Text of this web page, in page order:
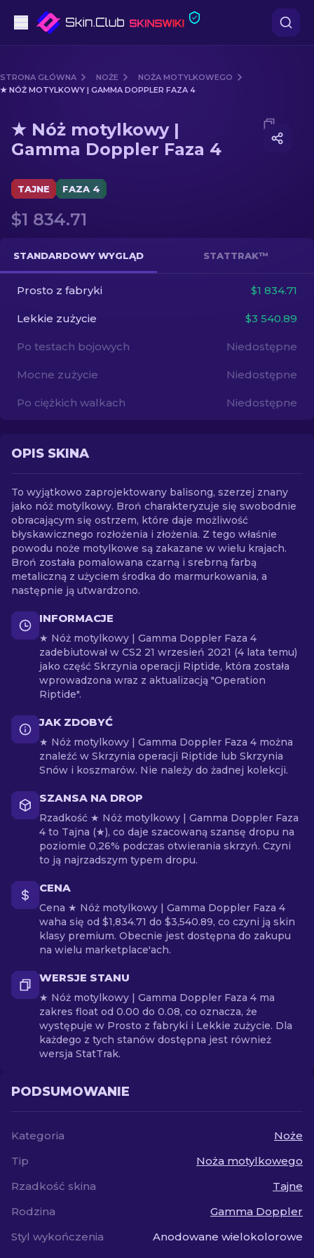
Średni poziom
karabinów
Noże
Skrzynki
PL
STRONA GŁÓWNA NOŻE
NOŻA MOTYLKOWEGO
★ NÓŻ MOTYLKOWY | GAMMA DOPPLER FAZA 4
Media of ★ Nóż motylkowy | Gamma Doppler Faza 4
★ Nóż motylkowy |
Gamma Doppler Faza 4
TAJNE FAZA 4
$1 834.71
STANDARDOWY WYGLĄD STATTRAK™
Prosto z fabryki $1 834.71
Lekkie zużycie $3 540.89
Po testach bojowych Niedostępne
Mocne zużycie Niedostępne
Po ciężkich walkach Niedostępne
OPIS SKINA
To wyjątkowo zaprojektowany balisong, szerzej znany
jako nóż motylkowy. Broń charakteryzuje się swobodnie
obracającym się ostrzem, które daje możliwość
błyskawicznego rozłożenia i złożenia. Z tego właśnie
powodu noże motylkowe są zakazane w wielu krajach.
Broń została pomalowana czarną i srebrną farbą
metaliczną z użyciem środka do marmurkowania, a
następnie ją utwardzono.
INFORMACJE
★ Nóż motylkowy | Gamma Doppler Faza 4
zadebiutował w CS2 21 wrzesień 2021 (4 lata temu)
jako część Skrzynia operacji Riptide, która została
wprowadzona wraz z aktualizacją "Operation
Riptide".
JAK ZDOBYĆ
★ Nóż motylkowy | Gamma Doppler Faza 4 można
znaleźć w Skrzynia operacji Riptide lub Skrzynia
Snów i koszmarów. Nie należy do żadnej kolekcji.
SZANSA NA DROP
Rzadkość ★ Nóż motylkowy | Gamma Doppler Faza
4 to Tajna (★), co daje szacowaną szansę dropu na
poziomie 0,26% podczas otwierania skrzyń. Czyni
to ją najrzadszym typem dropu.
CENA
Cena ★ Nóż motylkowy | Gamma Doppler Faza 4
waha się od $1,834.71 do $3,540.89, co czyni ją skin
klasy premium. Obecnie jest dostępna do zakupu
na wielu marketplace'ach.
WERSJE STANU
★ Nóż motylkowy | Gamma Doppler Faza 4 ma
zakres float od 0.00 do 0.08, co oznacza, że
występuje w Prosto z fabryki i Lekkie zużycie. Dla
każdego z tych stanów dostępna jest również
wersja StatTrak.
PODSUMOWANIE
Kategoria
Noże
Tip
Noża motylkowego
Rzadkość skina
Tajne
Rodzina
Gamma Doppler
Styl wykończenia
Anodowane wielokolorowe